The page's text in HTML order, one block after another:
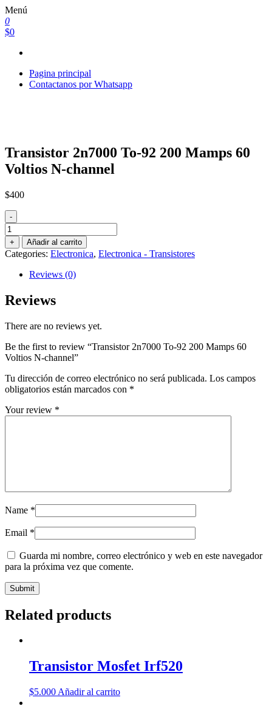
Saltar
al
contenido
Menú
0
$0
Pagina principal
Contactanos por Whatsapp
Transistor 2n7000 To-92 200 Mamps 60
Voltios N-channel
$400
-
Transistor
2n7000
To-
92
Mamps
60
Voltios
channel
+ Añadir al carrito
Categories: Electronica, Electronica - Transistores
Reviews (0)
Reviews
There are no reviews yet.
Be the first to review “Transistor 2n7000 To-92 200 Mamps 60
Voltios N-channel”
Tu dirección de correo electrónico no será publicada. Los campos
obligatorios están marcados con *
Your review *
Name *
Email *
Guarda mi nombre, correo electrónico y web en este navegador
para la próxima vez que comente.
Related products
Transistor Mosfet Irf520
$5.000 Añadir al carrito